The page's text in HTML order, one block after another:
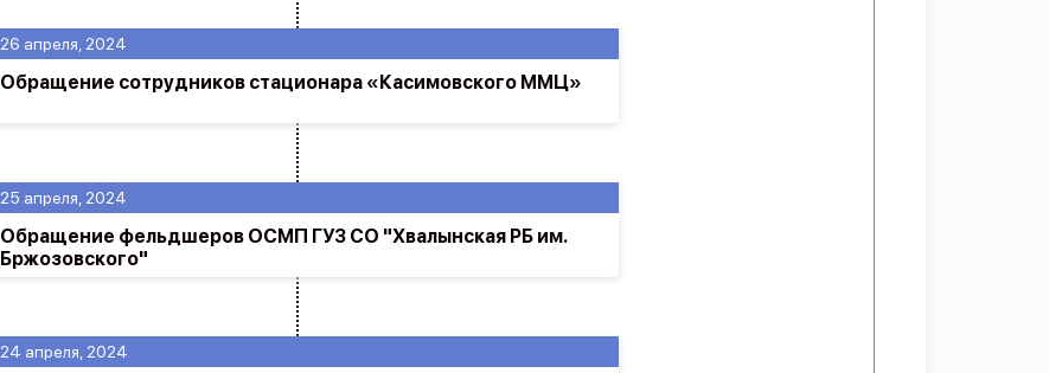
24 апреля, 2024
25 апреля, 2024
Обращение фельдшеров ОСМП ГУЗ СО "Хвалынская РБ им.
Бржозовского"
26 апреля, 2024
Обращение сотрудников стационара «Касимовского ММЦ»